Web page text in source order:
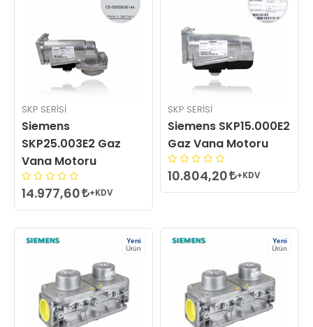
SKP SERISI
Siemens
SKP25.003E2 Gaz
Vana Motoru
14.977,60 +KDV
SKP SERISI
Siemens SKP15.000E2
Gaz Vana Motoru
10.804,20 +KDV
Yeni
Ürün
Yeni
Ürün